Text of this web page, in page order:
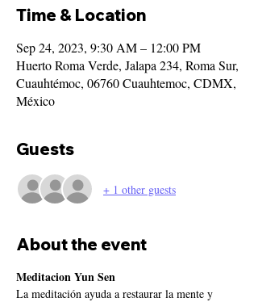
Time & Location
Sep 24, 2023, 9:30 AM – 12:00 PM
Huerto Roma Verde, Jalapa 234, Roma Sur,
Cuauhtémoc, 06760 Cuauhtemoc, CDMX,
México
Guests
+ 1 other guests
About the event
Meditacion Yun Sen
La meditación ayuda a restaurar la mente y